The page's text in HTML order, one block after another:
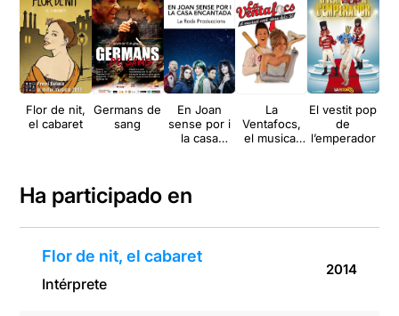
Flor de nit,
el cabaret
Germans de
sang
En Joan
sense por i
la casa
La
Ventafocs,
el musical
El vestit pop
de
l’emperador
Ha participado en
Flor de nit, el cabaret
Intérprete
2014